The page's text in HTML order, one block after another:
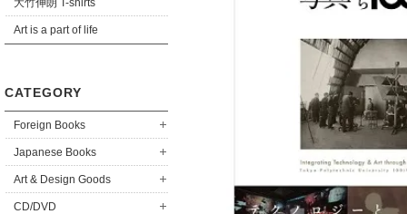
大竹伸朗 T-shirts
Art is a part of life
CATEGORY
Foreign Books
Japanese Books
Art & Design Goods
CD/DVD